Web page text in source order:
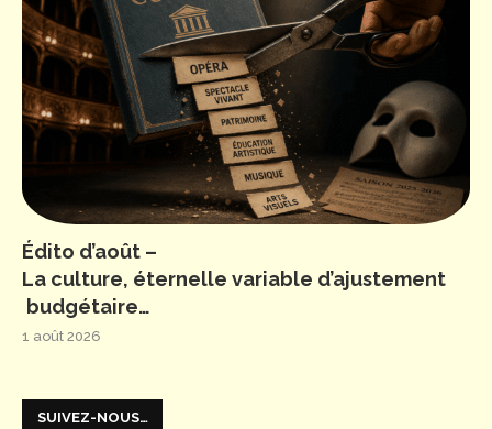
Édito d’août –
La culture, éternelle variable d’ajustement
budgétaire…
1 août 2026
SUIVEZ-NOUS…